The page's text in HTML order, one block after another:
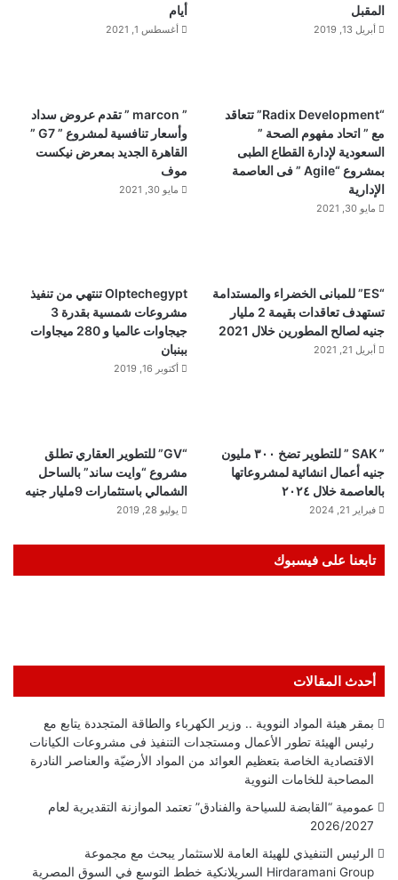
المقبل
أبريل 13, 2019
أيام
أغسطس 1, 2021
“Radix Development” تتعاقد
مع ” اتحاد مفهوم الصحة ”
السعودية لإدارة القطاع الطبى
بمشروع “Agile ” فى العاصمة
الإدارية
مايو 30, 2021
” marcon ” تقدم عروض سداد
وأسعار تنافسية لمشروع ” G7 ”
القاهرة الجديد بمعرض نيكست
موف
مايو 30, 2021
“ES” للمبانى الخضراء والمستدامة
تستهدف تعاقدات بقيمة 2 مليار
جنيه لصالح المطورين خلال 2021
أبريل 21, 2021
Olptechegypt تنتهي من تنفيذ
مشروعات شمسية بقدرة 3
جيجاوات عالميا و 280 ميجاوات
ببنبان
أكتوبر 16, 2019
” SAK ” للتطوير تضخ ٣٠٠ مليون
جنيه أعمال انشائية لمشروعاتها
بالعاصمة خلال ٢٠٢٤
فبراير 21, 2024
“GV” للتطوير العقاري تطلق
مشروع “وايت ساند” بالساحل
الشمالي باستثمارات 9مليار جنيه
يوليو 28, 2019
تابعنا على فيسبوك
أحدث المقالات
بمقر هيئة المواد النووية .. وزير الكهرباء والطاقة المتجددة يتابع مع
رئيس الهيئة تطور الأعمال ومستجدات التنفيذ فى مشروعات الكيانات
الاقتصادية الخاصة بتعظيم العوائد من المواد الأرضيّة والعناصر النادرة
المصاحبة للخامات النووية
عمومية “القابضة للسياحة والفنادق” تعتمد الموازنة التقديرية لعام
2026/2027
الرئيس التنفيذي للهيئة العامة للاستثمار يبحث مع مجموعة
Hirdaramani Group السريلانكية خطط التوسع في السوق المصرية